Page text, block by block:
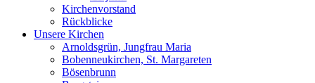
Kirchenvorstand
Rückblicke
Unsere Kirchen
Arnoldsgrün, Jungfrau Maria
Bobenneukirchen, St. Margareten
Bösenbrunn